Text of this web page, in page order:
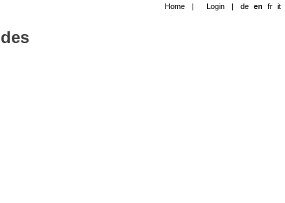
Home | Login | de en fr it